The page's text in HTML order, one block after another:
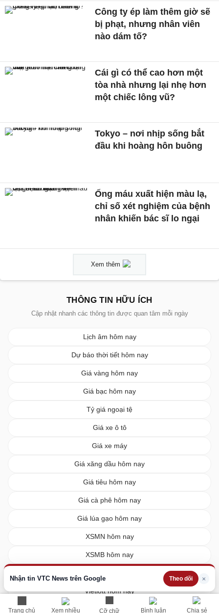
Trang chủ Xem nhiều Cỡ chữ Bình luận Chia sẻ
Nhận tin VTC News trên Google Theo dõi ×
Công ty ép làm thêm giờ sẽ
bị phạt, nhưng nhân viên
nào dám tố?
Cái gì có thể cao hơn một
tòa nhà nhưng lại nhẹ hơn
một chiếc lông vũ?
Tokyo – nơi nhịp sống bắt
đầu khi hoàng hôn buông
Ống máu xuất hiện màu lạ,
chỉ số xét nghiệm của bệnh
nhân khiến bác sĩ lo ngại
Xem thêm
THÔNG TIN HỮU ÍCH
Cập nhật nhanh các thông tin được quan tâm mỗi ngày
Lịch âm hôm nay
Dự báo thời tiết hôm nay
Giá vàng hôm nay
Giá bạc hôm nay
Tỷ giá ngoại tệ
Giá xe ô tô
Giá xe máy
Giá xăng dầu hôm nay
Giá tiêu hôm nay
Giá cà phê hôm nay
Giá lúa gạo hôm nay
XSMN hôm nay
XSMB hôm nay
Vietlott hôm nay